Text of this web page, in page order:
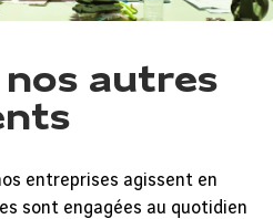
autres
entreprises agissent en
sont engagées au quotidien